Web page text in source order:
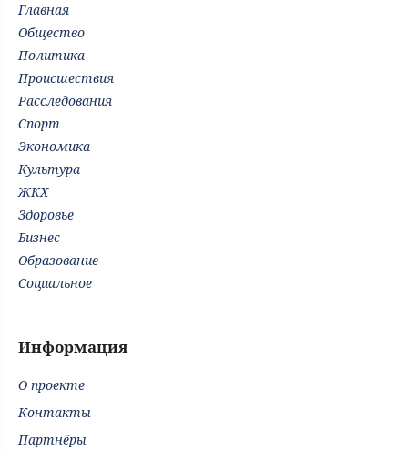
Главная
Общество
Политика
Происшествия
Расследования
Спорт
Экономика
Культура
ЖКХ
Здоровье
Бизнес
Образование
Социальное
Информация
О проекте
Контакты
Партнёры